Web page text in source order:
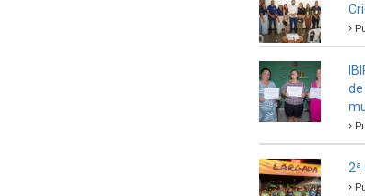
Perguntas
ÚLTIMAS